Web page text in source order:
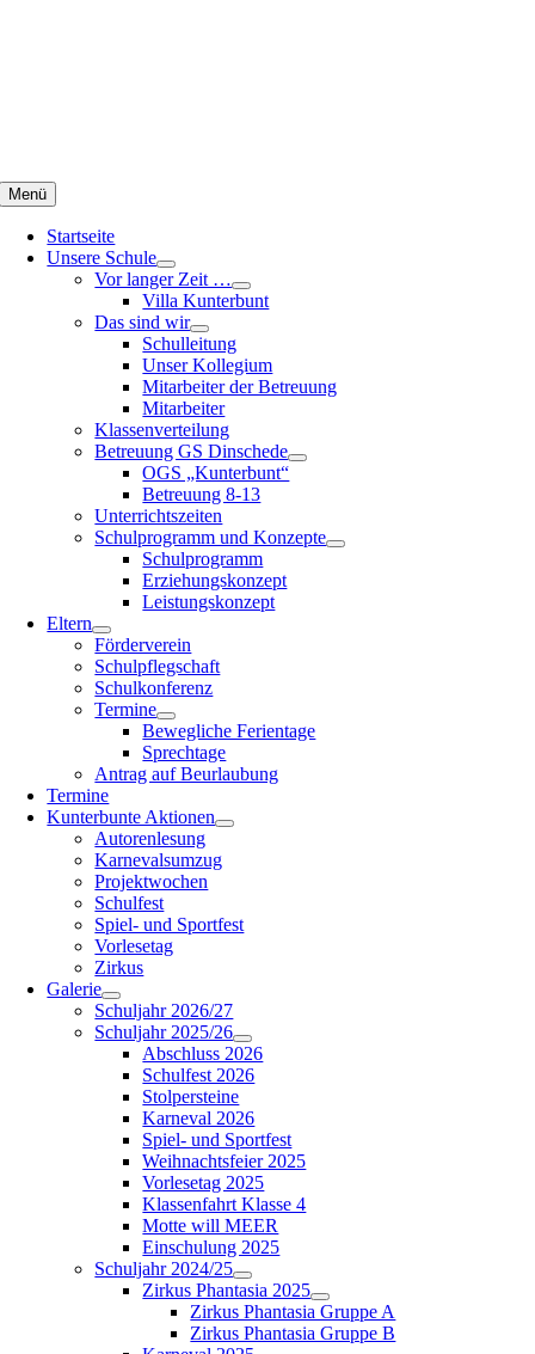
Menü
Startseite
Unsere Schule
Vor langer Zeit …
Villa Kunterbunt
Das sind wir
Schulleitung
Unser Kollegium
Mitarbeiter der Betreuung
Mitarbeiter
Klassenverteilung
Betreuung GS Dinschede
OGS „Kunterbunt“
Betreuung 8-13
Unterrichtszeiten
Schulprogramm und Konzepte
Schulprogramm
Erziehungskonzept
Leistungskonzept
Eltern
Förderverein
Schulpflegschaft
Schulkonferenz
Termine
Bewegliche Ferientage
Sprechtage
Antrag auf Beurlaubung
Termine
Kunterbunte Aktionen
Autorenlesung
Karnevalsumzug
Projektwochen
Schulfest
Spiel- und Sportfest
Vorlesetag
Zirkus
Galerie
Schuljahr 2026/27
Schuljahr 2025/26
Abschluss 2026
Schulfest 2026
Stolpersteine
Karneval 2026
Spiel- und Sportfest
Weihnachtsfeier 2025
Vorlesetag 2025
Klassenfahrt Klasse 4
Motte will MEER
Einschulung 2025
Schuljahr 2024/25
Zirkus Phantasia 2025
Zirkus Phantasia Gruppe A
Zirkus Phantasia Gruppe B